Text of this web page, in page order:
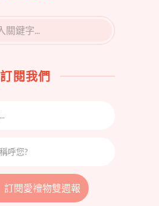
訂閱我們
訂閱愛禮物雙週報